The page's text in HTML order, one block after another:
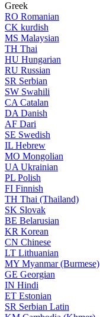
Greek
RO Romanian
CK kurdish
MS Malaysian
TH Thai
HU Hungarian
RU Russian
SR Serbian
SW Swahili
CA Catalan
DA Danish
AF Dari
SE Swedish
IL Hebrew
MO Mongolian
UA Ukrainian
PL Polish
FI Finnish
TH Thai (Thailand)
SK Slovak
BE Belarusian
KR Korean
CN Chinese
LT Lithuanian
MY Myanmar (Burmese)
GE Georgian
IN Hindi
ET Estonian
SR Serbian Latin